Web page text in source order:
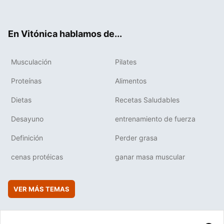
En Vitónica hablamos de...
Musculación Pilates
Proteínas Alimentos
Dietas Recetas Saludables
Desayuno entrenamiento de fuerza
Definición Perder grasa
cenas protéicas ganar masa muscular
VER MÁS TEMAS